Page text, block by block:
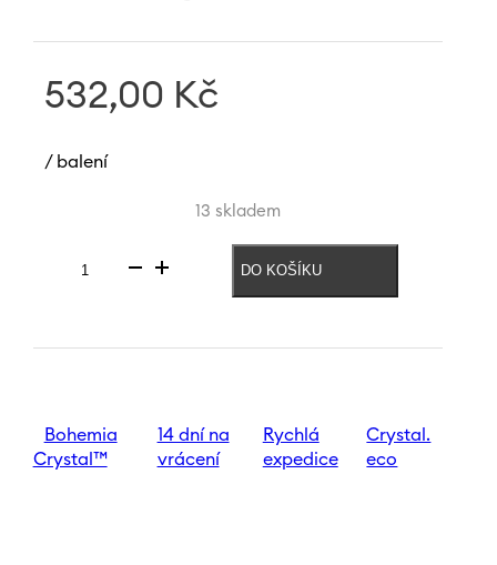
532,00 Kč
/ balení
13 skladem
Pastelová
mm
DO KOŠÍKU
Bohemia
Crystal™
14 dní na
vrácení
Rychlá
expedice
Crystal.
eco